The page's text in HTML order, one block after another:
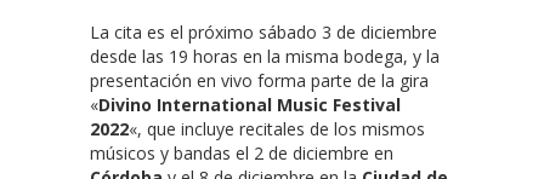
La cita es el próximo sábado 3 de diciembre
desde las 19 horas en la misma bodega, y la
presentación en vivo forma parte de la gira
«Divino International Music Festival
2022«, que incluye recitales de los mismos
músicos y bandas el 2 de diciembre en